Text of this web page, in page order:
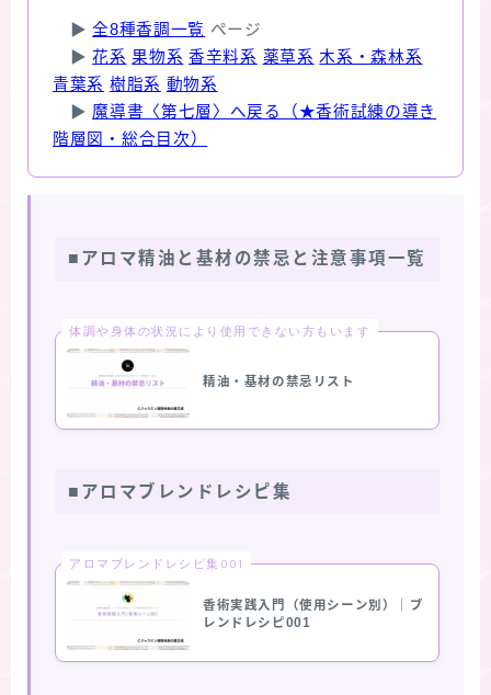
▶全8種香調一覧 ページ
▶花系 果物系 香辛料系 薬草系 木系・森林系
青葉系 樹脂系 動物系
▶ 魔導書〈第七層〉へ戻る（★香術試練の導き
階層図・総合目次）
■アロマ精油と基材の禁忌と注意事項一覧
体調や身体の状況により使用できない方もいます
精油・基材の禁忌リスト
■アロマブレンドレシピ集
アロマブレンドレシピ集001
香術実践入門（使用シーン別）｜ブ
レンドレシピ001